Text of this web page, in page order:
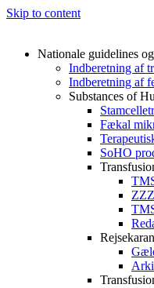
Skip to content
Nationale guidelines
Indberetning af
Indberetning af
Substances of
Fækal
SoHO